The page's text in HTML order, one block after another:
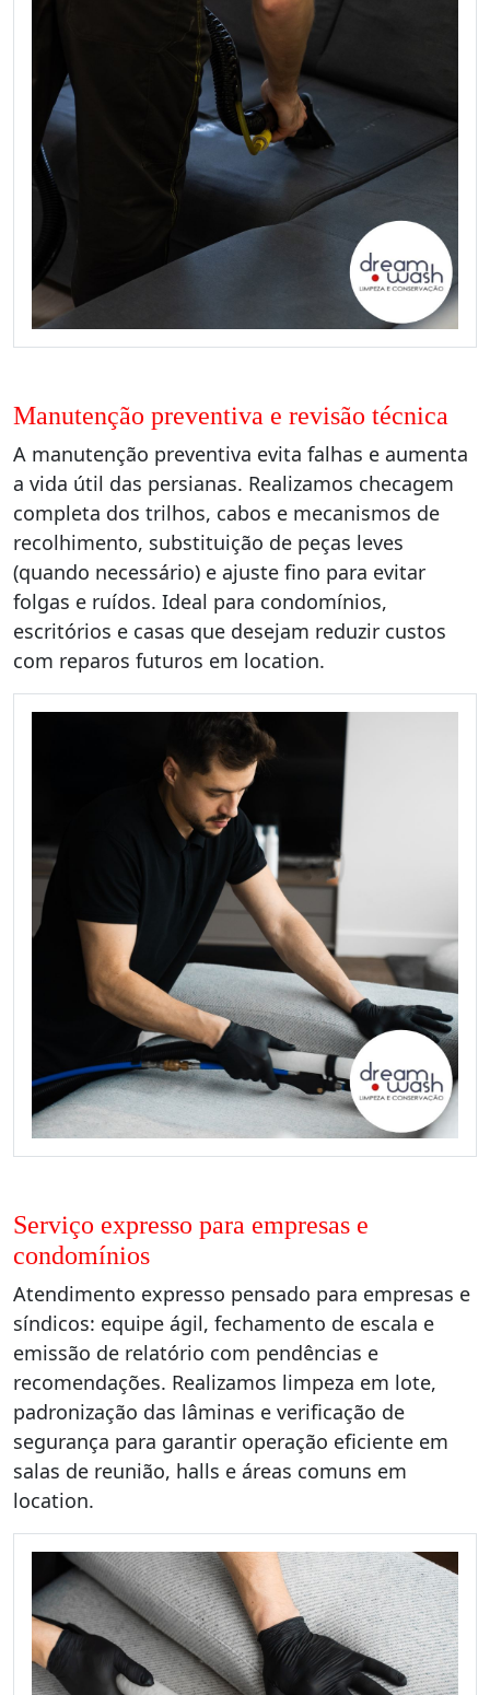
Manutenção preventiva e revisão técnica
A manutenção preventiva evita falhas e aumenta
a vida útil das persianas. Realizamos checagem
completa dos trilhos, cabos e mecanismos de
recolhimento, substituição de peças leves
(quando necessário) e ajuste fino para evitar
folgas e ruídos. Ideal para condomínios,
escritórios e casas que desejam reduzir custos
com reparos futuros em location.
Serviço expresso para empresas e
condomínios
Atendimento expresso pensado para empresas e
síndicos: equipe ágil, fechamento de escala e
emissão de relatório com pendências e
recomendações. Realizamos limpeza em lote,
padronização das lâminas e verificação de
segurança para garantir operação eficiente em
salas de reunião, halls e áreas comuns em
location.